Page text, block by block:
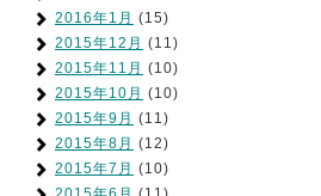
2016年1月 (15)
2015年12月 (11)
2015年11月 (10)
2015年10月 (10)
2015年9月 (11)
2015年8月 (12)
2015年7月 (10)